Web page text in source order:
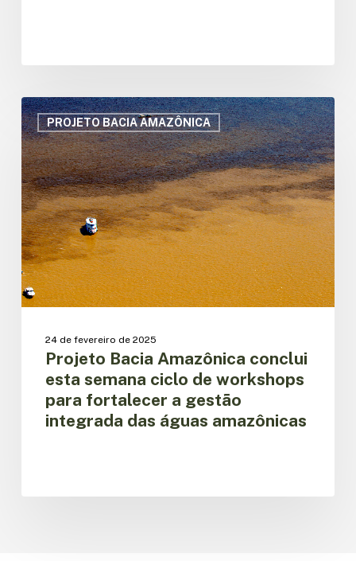
Amazônica
PROJETO BACIA AMAZÔNICA
Projeto
Bacia
Amazônica
conclui
esta
semana
ciclo
de
workshops
para
fortalecer
a
águas
amazônicas
24 de fevereiro de 2025
Projeto Bacia Amazônica conclui
esta semana ciclo de workshops
para fortalecer a gestão
integrada das águas amazônicas